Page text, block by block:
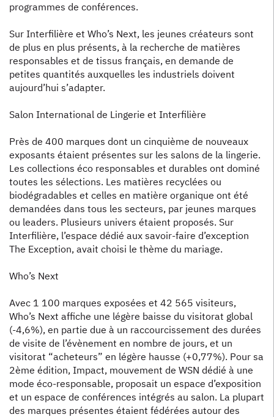
programmes de conférences.
Sur Interfilière et Who’s Next, les jeunes créateurs sont
de plus en plus présents, à la recherche de matières
responsables et de tissus français, en demande de
petites quantités auxquelles les industriels doivent
aujourd’hui s’adapter.
Salon International de Lingerie et Interfilière
Près de 400 marques dont un cinquième de nouveaux
exposants étaient présentes sur les salons de la lingerie.
Les collections éco responsables et durables ont dominé
toutes les sélections. Les matières recyclées ou
biodégradables et celles en matière organique ont été
demandées dans tous les secteurs, par jeunes marques
ou leaders. Plusieurs univers étaient proposés. Sur
Interfilière, l’espace dédié aux savoir-faire d’exception
The Exception, avait choisi le thème du mariage.
Who’s Next
Avec 1 100 marques exposées et 42 565 visiteurs,
Who’s Next affiche une légère baisse du visitorat global
(-4,6%), en partie due à un raccourcissement des durées
de visite de l’évènement en nombre de jours, et un
visitorat “acheteurs” en légère hausse (+0,77%). Pour sa
2ème édition, Impact, mouvement de WSN dédié à une
mode éco-responsable, proposait un espace d’exposition
et un espace de conférences intégrés au salon. La plupart
des marques présentes étaient fédérées autour des